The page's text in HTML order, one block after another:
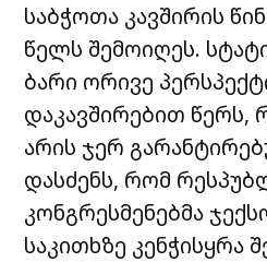
საბჭოთა კავშირის
წელს შემოიღეს.
ბარი ორივე
დაკავშირებით წერს,
არის ჯერ
დასძენს, რომ
კონგრესმენებმა
საკითხზე კენჭისყრა